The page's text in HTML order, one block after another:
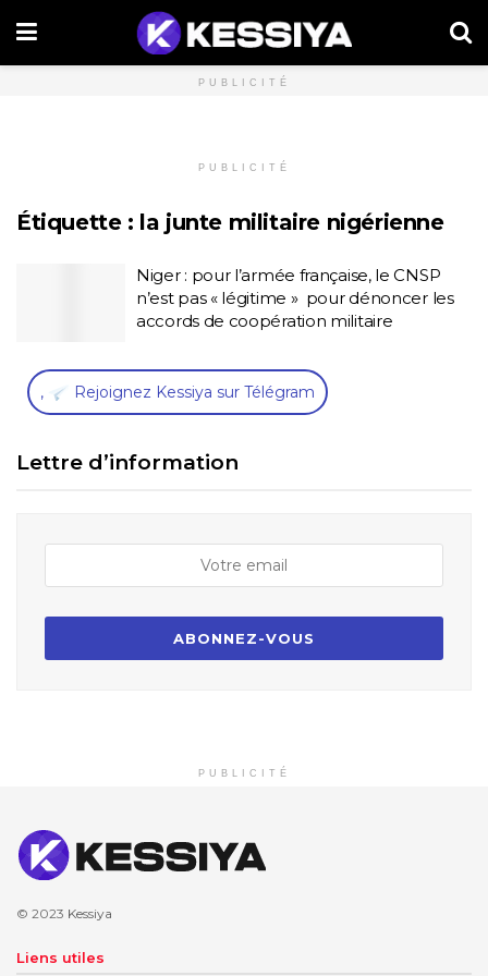
PUBLICITÉ
PUBLICITÉ
Étiquette : la junte militaire nigérienne
Niger : pour l’armée française, le CNSP
n’est pas « légitime » pour dénoncer les
accords de coopération militaire
, Rejoignez Kessiya sur Télégram
Lettre d’information
PUBLICITÉ
© 2023 Kessiya
Liens utiles